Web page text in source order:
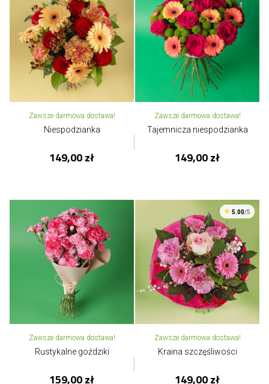
Zawsze darmowa dostawa!
Niespodzianka
149,00 zł
Zawsze darmowa dostawa!
Tajemnicza niespodzianka
149,00 zł
Zawsze darmowa dostawa!
Rustykalne goździki
159,00 zł
5.00/5
Zawsze darmowa dostawa!
Kraina szczęśliwości
149,00 zł